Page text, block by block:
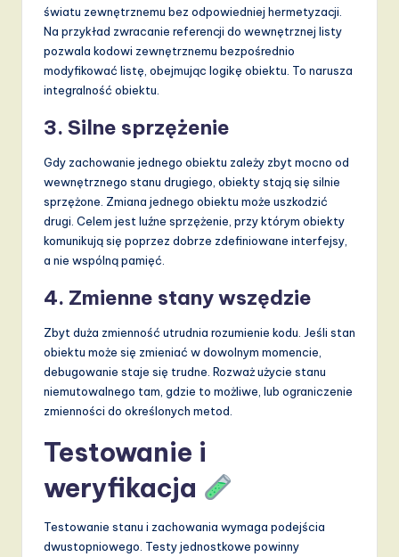
światu zewnętrznemu bez odpowiedniej hermetyzacji.
Na przykład zwracanie referencji do wewnętrznej listy
pozwala kodowi zewnętrznemu bezpośrednio
modyfikować listę, obejmując logikę obiektu. To narusza
integralność obiektu.
3. Silne sprzężenie
Gdy zachowanie jednego obiektu zależy zbyt mocno od
wewnętrznego stanu drugiego, obiekty stają się silnie
sprzężone. Zmiana jednego obiektu może uszkodzić
drugi. Celem jest luźne sprzężenie, przy którym obiekty
komunikują się poprzez dobrze zdefiniowane interfejsy,
a nie wspólną pamięć.
4. Zmienne stany wszędzie
Zbyt duża zmienność utrudnia rozumienie kodu. Jeśli stan
obiektu może się zmieniać w dowolnym momencie,
debugowanie staje się trudne. Rozważ użycie stanu
niemutowalnego tam, gdzie to możliwe, lub ograniczenie
zmienności do określonych metod.
Testowanie i
weryfikacja
Testowanie stanu i zachowania wymaga podejścia
dwustopniowego. Testy jednostkowe powinny